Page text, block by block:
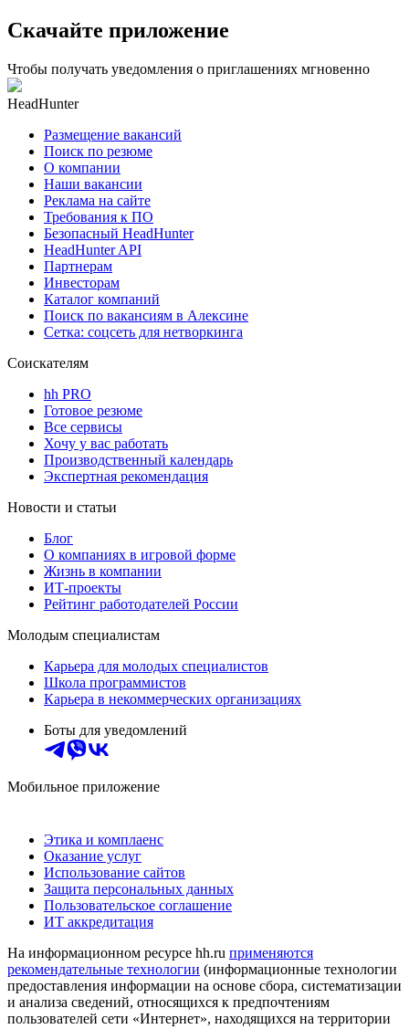
Скачайте приложение
Чтобы получать уведомления о приглашениях мгновенно
HeadHunter
Размещение вакансий
Поиск по резюме
О компании
Наши вакансии
Реклама на сайте
Требования к ПО
Безопасный HeadHunter
HeadHunter API
Партнерам
Инвесторам
Каталог компаний
Поиск по вакансиям в Алексине
Сетка: соцсеть для нетворкинга
Соискателям
hh PRO
Готовое резюме
Все сервисы
Хочу у вас работать
Производственный календарь
Экспертная рекомендация
Новости и статьи
Блог
О компаниях в игровой форме
Жизнь в компании
ИТ-проекты
Рейтинг работодателей России
Молодым специалистам
Карьера для молодых специалистов
Школа программистов
Карьера в некоммерческих организациях
Боты для уведомлений
Мобильное приложение
Этика и комплаенс
Оказание услуг
Использование сайтов
Защита персональных данных
Пользовательское соглашение
ИТ аккредитация
На информационном ресурсе hh.ru применяются
рекомендательные технологии (информационные технологии
предоставления информации на основе сбора, систематизации
и анализа сведений, относящихся к предпочтениям
пользователей сети «Интернет», находящихся на территории